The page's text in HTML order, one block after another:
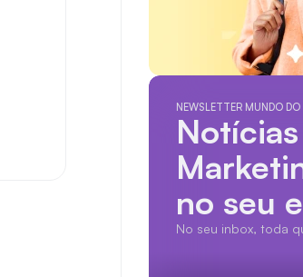
NEWSLETTER MUNDO
no seu
No seu inbox, toda